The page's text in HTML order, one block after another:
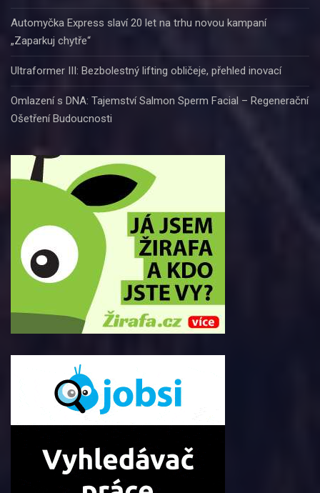
Automyčka Express slaví 20 let na trhu novou kampaní
„Zaparkuj chytře“
Ultraformer III: Bezbolestný lifting obličeje, přehled inovací
Omlazení s DNA: Tajemství Salmon Sperm Facial – Regenerační
Ošetření Budoucnosti